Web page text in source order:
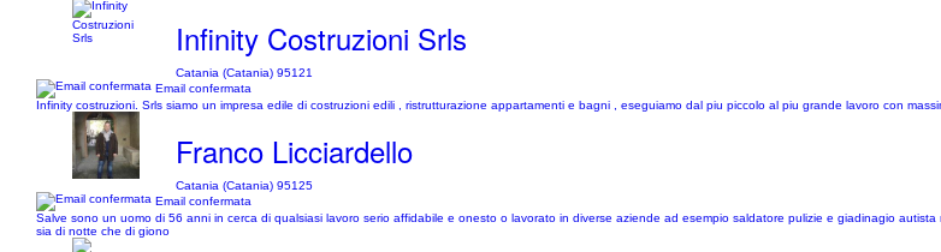
Infinity Costruzioni Srls
Catania (Catania) 95121
Email confermata
Infinity costruzioni. Srls siamo un impresa edile di costruzioni edili , ristrutturazione appartamenti e bagni , eseguiamo dal piu piccolo al piu grande lavoro con
Franco Licciardello
Catania (Catania) 95125
Email confermata
Salve sono un uomo di 56 anni in cerca di qualsiasi lavoro serio affidabile e onesto o lavorato in diverse aziende ad esempio saldatore pulizie e giadinagio
sia di notte che di giono